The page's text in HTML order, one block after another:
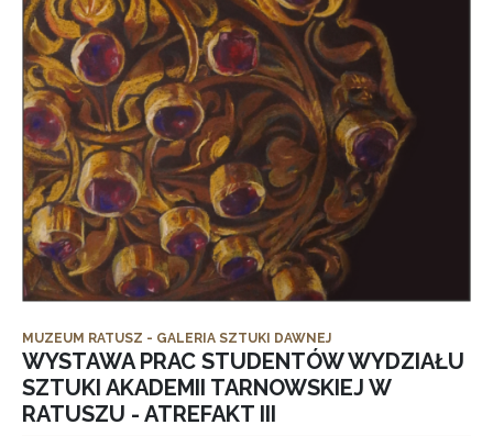
MUZEUM RATUSZ - GALERIA SZTUKI DAWNEJ
WYSTAWA PRAC STUDENTÓW WYDZIAŁU
SZTUKI AKADEMII TARNOWSKIEJ W
RATUSZU - ATREFAKT III